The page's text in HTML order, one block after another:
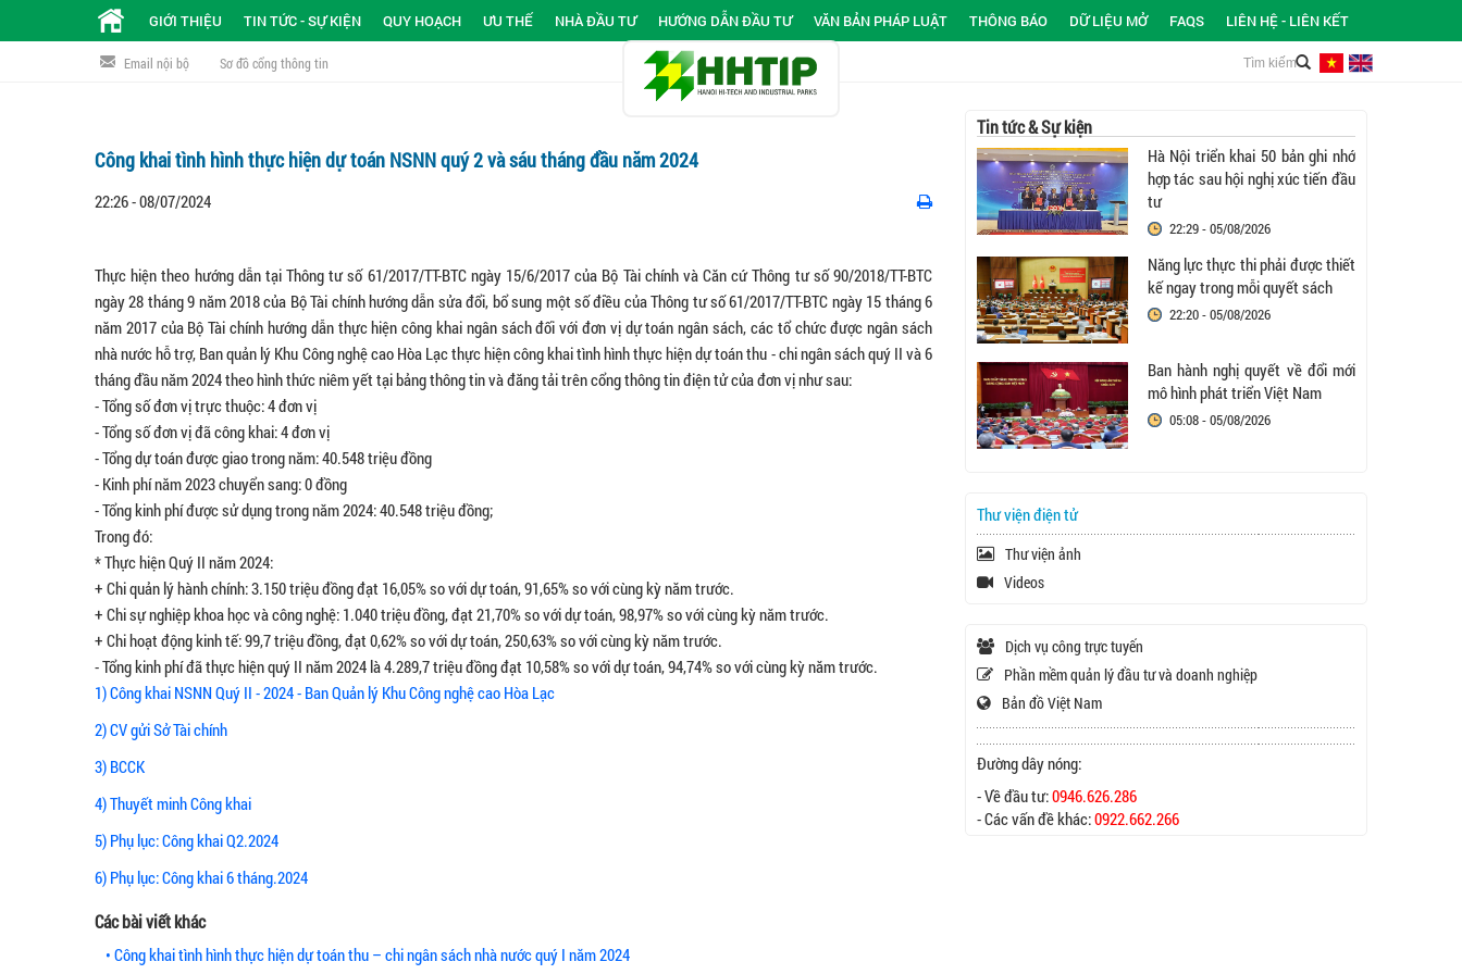
GIỚI THIỆU TIN TỨC - SỰ KIỆN QUY HOẠCH ƯU THẾ NHÀ ĐẦU TƯ HƯỚNG DẪN ĐẦU TƯ VĂN BẢN PHÁP LUẬT THÔNG BÁO DỮ LIỆU MỞ FAQS LIÊN HỆ - LIÊN KẾT
Email nội bộ Sơ đồ cổng thông tin
Công khai tình hình thực hiện dự toán NSNN quý 2 và sáu tháng đầu năm 2024
22:26 - 08/07/2024
Thực hiện theo hướng dẫn tại Thông tư số 61/2017/TT-BTC ngày 15/6/2017 của Bộ Tài chính và Căn cứ Thông tư số 90/2018/TT-BTC
ngày 28 tháng 9 năm 2018 của Bộ Tài chính hướng dẫn sửa đổi, bổ sung một số điều của Thông tư số 61/2017/TT-BTC ngày 15 tháng 6
năm 2017 của Bộ Tài chính hướng dẫn thực hiện công khai ngân sách đối với đơn vị dự toán ngân sách, các tổ chức được ngân sách
nhà nước hỗ trợ, Ban quản lý Khu Công nghệ cao Hòa Lạc thực hiện công khai tình hình thực hiện dự toán thu - chi ngân sách quý II và 6
tháng đầu năm 2024 theo hình thức niêm yết tại bảng thông tin và đăng tải trên cổng thông tin điện tử của đơn vị như sau:
-Tổng số đơn vị trực thuộc: 4 đơn vị
-Tổng số đơn vị đã công khai: 4 đơn vị
-Tổng dự toán được giao trong năm: 40.548 triệu đồng
- Kinh phí năm 2023 chuyển sang: 0 đồng
-Tổng kinh phí được sử dụng trong năm 2024: 40.548 triệu đồng;
Trong đó:
* Thực hiện Quý II năm 2024:
+ Chi quản lý hành chính: 3.150 triệu đồng đạt 16,05% so với dự toán, 91,65% so với cùng kỳ năm trước.
+ Chi sự nghiệp khoa học và công nghệ: 1.040 triệu đồng, đạt 21,70% so với dự toán, 98,97% so với cùng kỳ năm trước.
+ Chi hoạt động kinh tế: 99,7 triệu đồng, đạt 0,62% so với dự toán, 250,63% so với cùng kỳ năm trước.
- Tổng kinh phí đã thực hiện quý II năm 2024 là 4.289,7 triệu đồng đạt 10,58% so với dự toán, 94,74% so với cùng kỳ năm trước.
1) Công khai NSNN Quý II - 2024 - Ban Quản lý Khu Công nghệ cao Hòa Lạc
2) CV gửi Sở Tài chính
3) BCCK
4) Thuyết minh Công khai
5) Phụ lục: Công khai Q2.2024
6) Phụ lục: Công khai 6 tháng.2024
Các bài viết khác
• Công khai tình hình thực hiện dự toán thu – chi ngân sách nhà nước quý I năm 2024
Tin tức & Sự kiện
Hà Nội triển khai 50 bản ghi nhớ
hợp tác sau hội nghị xúc tiến đầu
tư
22:29 - 05/08/2026
Năng lực thực thi phải được thiết
kế ngay trong mỗi quyết sách
22:20 - 05/08/2026
Ban hành nghị quyết về đổi mới
mô hình phát triển Việt Nam
05:08 - 05/08/2026
Thư viện điện tử
Thư viện ảnh
Videos
Dịch vụ công trực tuyến
Phần mềm quản lý đầu tư và doanh nghiệp
Bản đồ Việt Nam
Đường dây nóng:
- Về đầu tư:0946.626.286
- Các vấn đề khác:0922.662.266